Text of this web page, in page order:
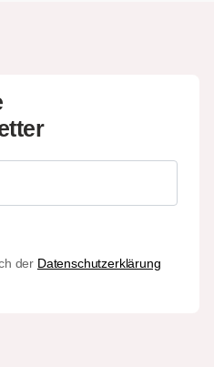
der Datenschutzerklärung